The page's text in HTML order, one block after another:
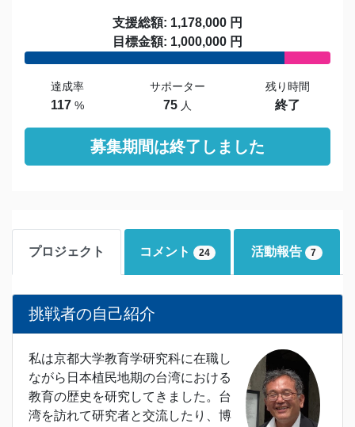
支援総額: 1,178,000 円
目標金額: 1,000,000 円
達成率
117 %
サポーター
75 人
残り時間
終了
募集期間は終了しました
プロジェクト コメント 24 活動報告 7
挑戦者の自己紹介
私は京都大学教育学研究科に在職し
ながら日本植民地期の台湾における
教育の歴史を研究してきました。台
湾を訪れて研究者と交流したり、博